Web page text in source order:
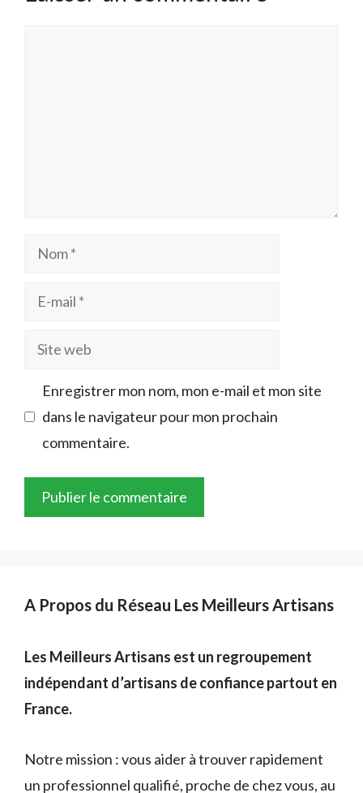
Nom
Site
Enregistrer mon nom, mon e-mail et mon site
dans le navigateur pour mon prochain
commentaire.
A Propos du Réseau Les Meilleurs Artisans
Les Meilleurs Artisans est un regroupement
indépendant d’artisans de confiance partout en
France.
Notre mission : vous aider à trouver rapidement
un professionnel qualifié, proche de chez vous, au